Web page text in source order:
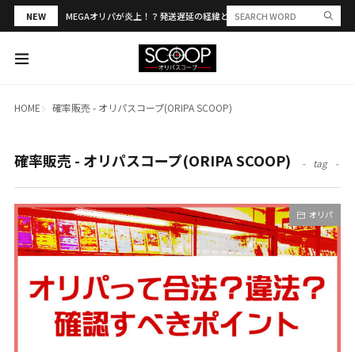
NEW MEGAオリパが炎上！？発送遅延の経緯と評判・当選報告を解説
HOME 確率販売 - オリパスコープ(ORIPA SCOOP)
確率販売 - オリパスコープ(ORIPA SCOOP) tag
オリパ